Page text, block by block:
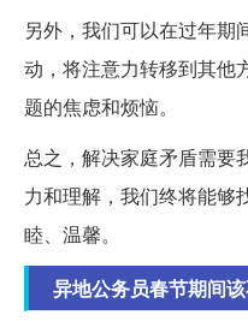
另外，我们可以在过年期
动，将注意力转移到其他
题的焦虑和烦恼。
总之，解决家庭矛盾需要
力和理解，我们终将能够
睦、温馨。
异地公务员春节期间